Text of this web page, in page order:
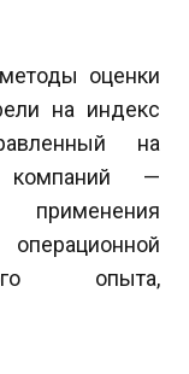
оценки
на индекс
на
компаний —
применения
опыта,